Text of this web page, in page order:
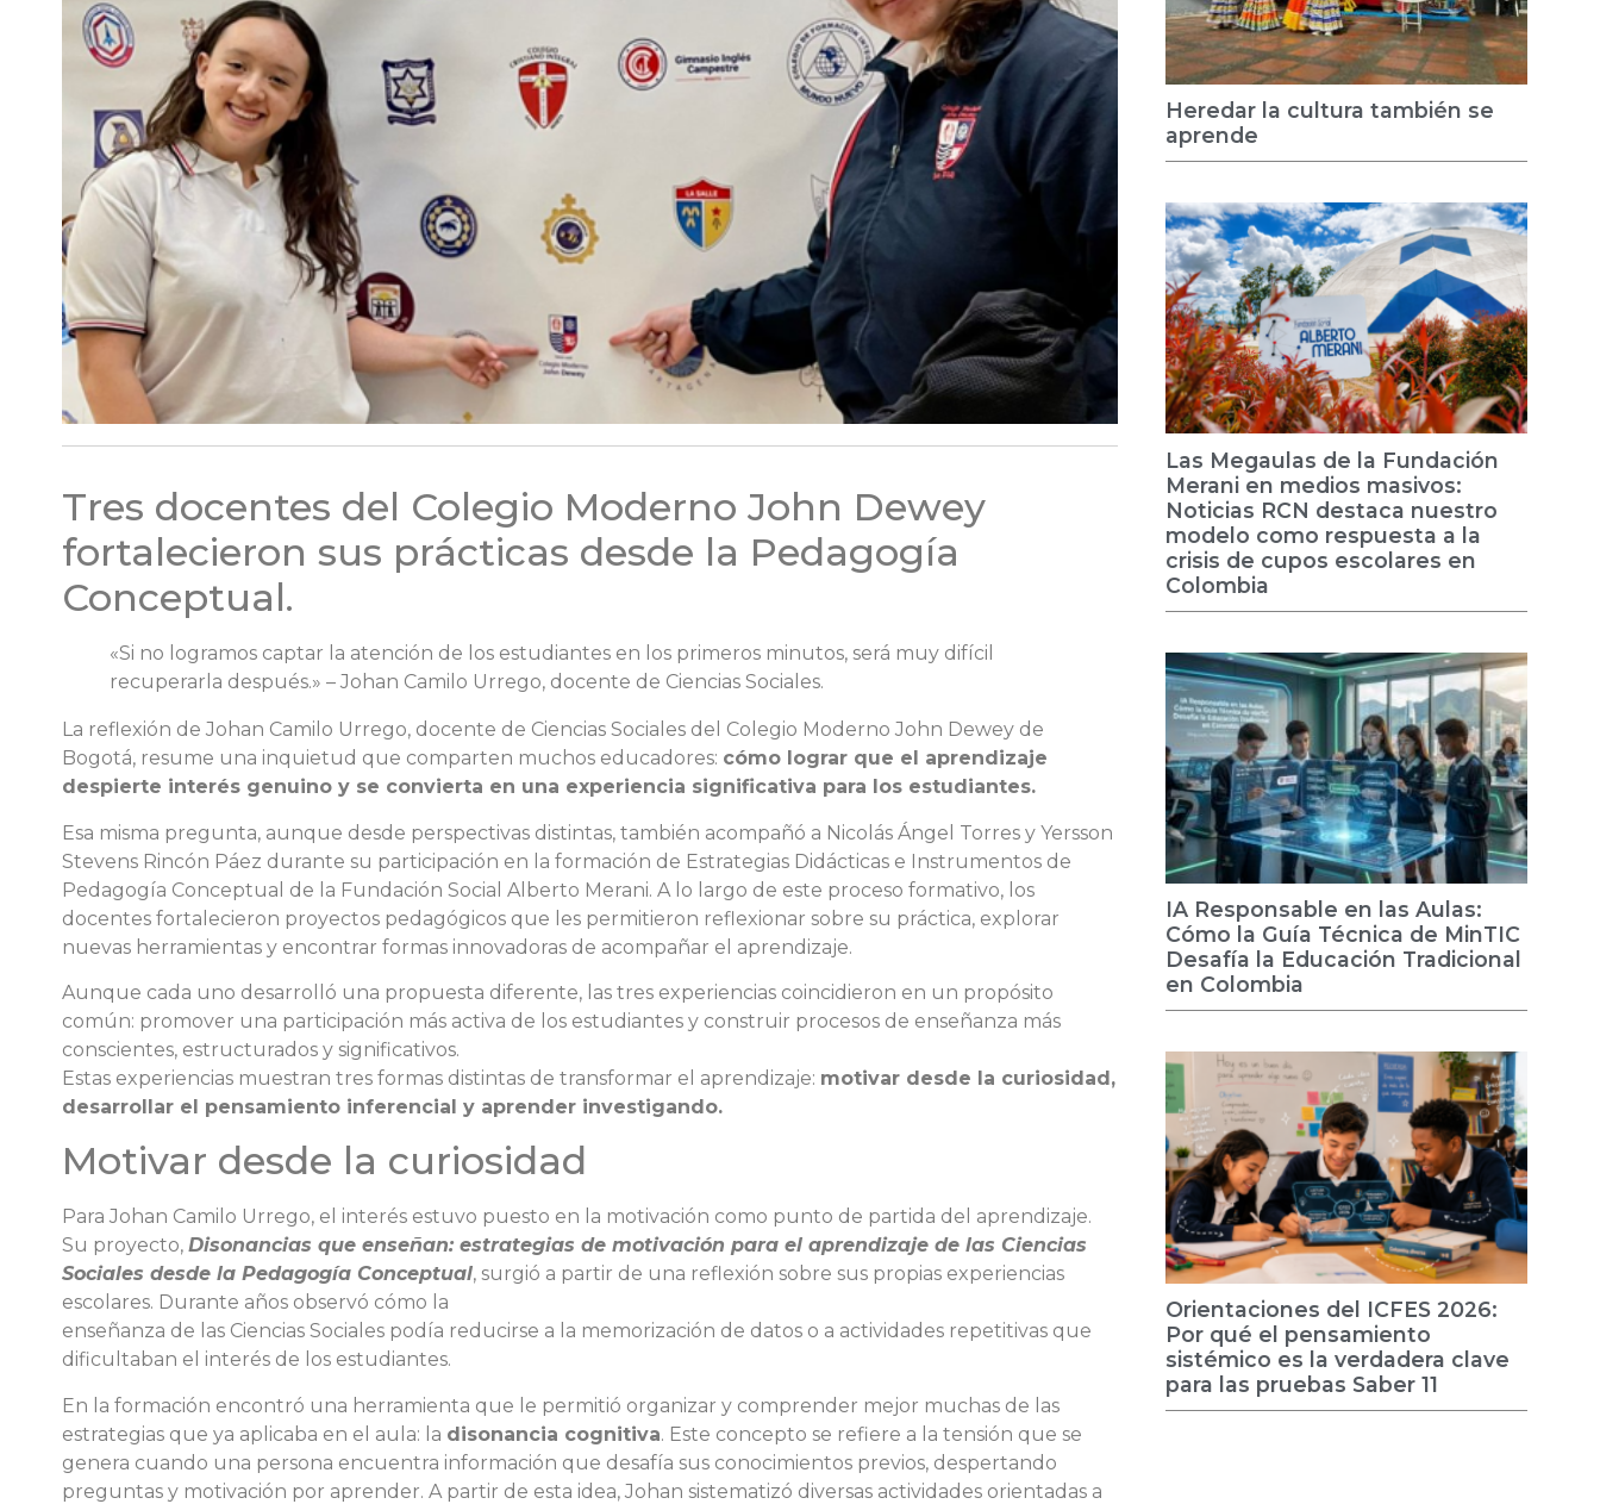
Tres docentes del Colegio Moderno John Dewey
fortalecieron sus prácticas desde la Pedagogía
Conceptual.
«Si no logramos captar la atención de los estudiantes en los primeros minutos, será muy difícil
recuperarla después.» – Johan Camilo Urrego, docente de Ciencias Sociales.
La reflexión de Johan Camilo Urrego, docente de Ciencias Sociales del Colegio Moderno John Dewey de
Bogotá, resume una inquietud que comparten muchos educadores: cómo lograr que el aprendizaje
despierte interés genuino y se convierta en una experiencia significativa para los estudiantes.
Esa misma pregunta, aunque desde perspectivas distintas, también acompañó a Nicolás Ángel Torres y Yersson
Stevens Rincón Páez durante su participación en la formación de Estrategias Didácticas e Instrumentos de
Pedagogía Conceptual de la Fundación Social Alberto Merani. A lo largo de este proceso formativo, los
docentes fortalecieron proyectos pedagógicos que les permitieron reflexionar sobre su práctica, explorar
nuevas herramientas y encontrar formas innovadoras de acompañar el aprendizaje.
Aunque cada uno desarrolló una propuesta diferente, las tres experiencias coincidieron en un propósito
común: promover una participación más activa de los estudiantes y construir procesos de enseñanza más
conscientes, estructurados y significativos.
Estas experiencias muestran tres formas distintas de transformar el aprendizaje: motivar desde la curiosidad,
desarrollar el pensamiento inferencial y aprender investigando.
Motivar desde la curiosidad
Para Johan Camilo Urrego, el interés estuvo puesto en la motivación como punto de partida del aprendizaje.
Su proyecto, Disonancias que enseñan: estrategias de motivación para el aprendizaje de las Ciencias
Sociales desde la Pedagogía Conceptual, surgió a partir de una reflexión sobre sus propias experiencias
escolares. Durante años observó cómo la
enseñanza de las Ciencias Sociales podía reducirse a la memorización de datos o a actividades repetitivas que
dificultaban el interés de los estudiantes.
En la formación encontró una herramienta que le permitió organizar y comprender mejor muchas de las
estrategias que ya aplicaba en el aula: la disonancia cognitiva. Este concepto se refiere a la tensión que se
genera cuando una persona encuentra información que desafía sus conocimientos previos, despertando
preguntas y motivación por aprender. A partir de esta idea, Johan sistematizó diversas actividades orientadas a
Heredar la cultura también se
aprende
Las Megaulas de la Fundación
Merani en medios masivos:
Noticias RCN destaca nuestro
modelo como respuesta a la
crisis de cupos escolares en
Colombia
IA Responsable en las Aulas:
Cómo la Guía Técnica de MinTIC
Desafía la Educación Tradicional
en Colombia
Orientaciones del ICFES 2026:
Por qué el pensamiento
sistémico es la verdadera clave
para las pruebas Saber 11